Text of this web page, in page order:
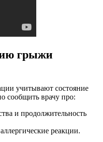
грыжи
учитывают состояние
сообщить врачу про:
и продолжительность
реакции.